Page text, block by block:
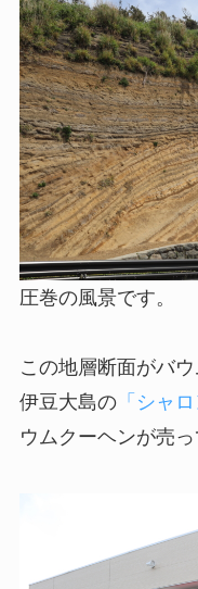
圧巻の風景です。
この地層断面がバ
伊豆大島の「シャロ
ウムクーヘンが売っ